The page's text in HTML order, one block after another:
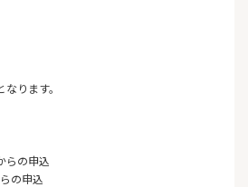
ります。
らの申込
の申込